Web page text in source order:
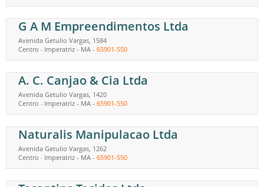
G A M Empreendimentos Ltda
Avenida Getulio Vargas, 1584
Centro - Imperatriz - MA - 65901-550
A. C. Canjao & Cia Ltda
Avenida Getulio Vargas, 1420
Centro - Imperatriz - MA - 65901-550
Naturalis Manipulacao Ltda
Avenida Getulio Vargas, 1262
Centro - Imperatriz - MA - 65901-550